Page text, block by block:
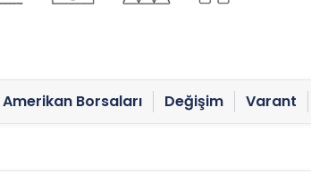
Amerikan Borsaları Değişim Varant